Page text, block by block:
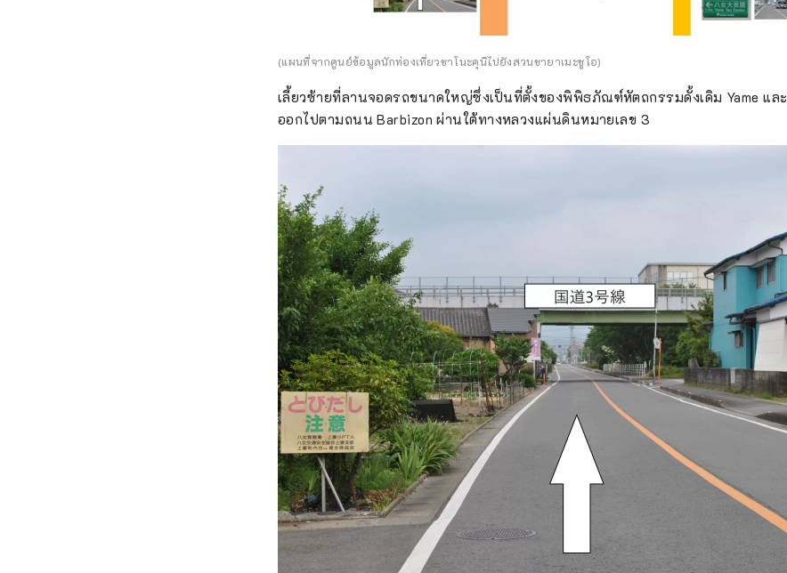
(แผนที่จากศูนย์ข้อมูลนักท่องเที่ยวชาโนะคุนิไปยังสวนชายาเมะชูโอ)
เลี้ยวซ้ายที่ลานจอดรถขนาดใหญ่ซึ่งเป็นที่ตั้งของพิพิธภัณฑ์หัตถกรรมดั้งเดิม Yame แล
ออกไปตามถนน Barbizon ผ่านใต้ทางหลวงแผ่นดินหมายเลข 3